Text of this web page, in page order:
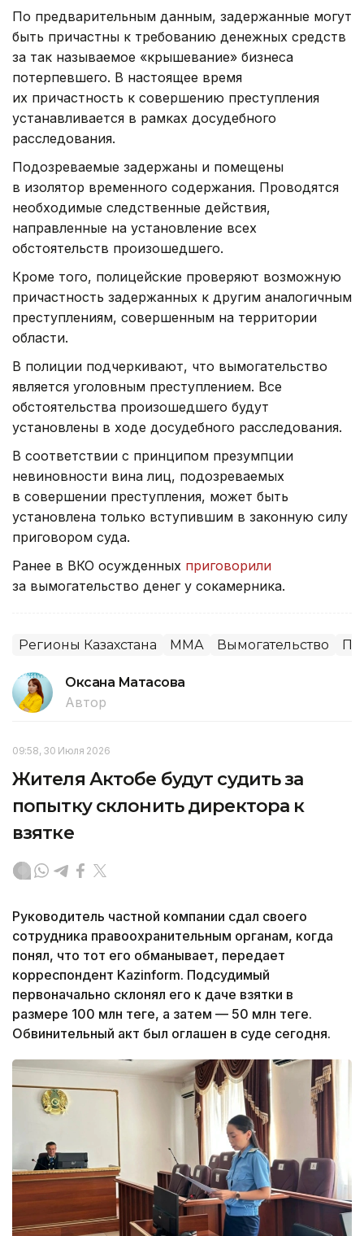
По предварительным данным, задержанные могут
быть причастны к требованию денежных средств
за так называемое «крышевание» бизнеса
потерпевшего. В настоящее время
их причастность к совершению преступления
устанавливается в рамках досудебного
расследования.
Подозреваемые задержаны и помещены
в изолятор временного содержания. Проводятся
необходимые следственные действия,
направленные на установление всех
обстоятельств произошедшего.
Кроме того, полицейские проверяют возможную
причастность задержанных к другим аналогичным
преступлениям, совершенным на территории
области.
В полиции подчеркивают, что вымогательство
является уголовным преступлением. Все
обстоятельства произошедшего будут
установлены в ходе досудебного расследования.
В соответствии с принципом презумпции
невиновности вина лиц, подозреваемых
в совершении преступления, может быть
установлена только вступившим в законную силу
приговором суда.
Ранее в ВКО осужденных приговорили
за вымогательство денег у сокамерника.
Регионы Казахстана ММА Вымогательство
Оксана Матасова
Автор
09:58, 30 Июля 2026
Жителя Актобе будут судить за
попытку склонить директора к
взятке
Руководитель частной компании сдал своего
сотрудника правоохранительным органам, когда
понял, что тот его обманывает, передает
корреспондент Kazinform. Подсудимый
первоначально склонял его к даче взятки в
размере 100 млн теңге, а затем — 50 млн теңге.
Обвинительный акт был оглашен в суде сегодня.